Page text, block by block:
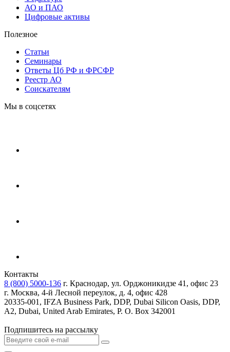
АО и ПАО
Цифровые активы
Полезное
Статьи
Cеминары
Ответы Цб РФ и ФРСФР
Реестр АО
Соискателям
Мы в соцсетях
Контакты
8 (800) 5000-136 г. Краснодар, ул. Орджоникидзе 41, офис 23
г. Москва, 4-й Лесной переулок, д. 4, офис 428
20335-001, IFZA Business Park, DDP, Dubai Silicon Oasis, DDP,
A2, Dubai, United Arab Emirates, P. O. Box 342001
Подпишитесь на рассылку